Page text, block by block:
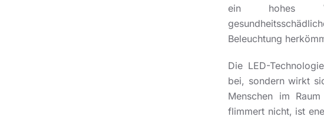
ein hohes
Beleuchtung
Die LED-
bei, sondern wirkt
Menschen im
flimmert nicht, ist